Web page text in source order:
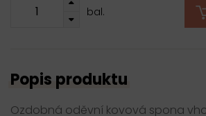
bal.
Popis produktu
Ozdobná oděvní kovová spona